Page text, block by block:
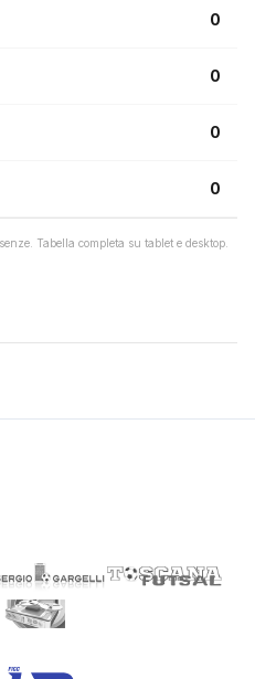
0
0
0
0
Tabella completa su tablet e desktop.